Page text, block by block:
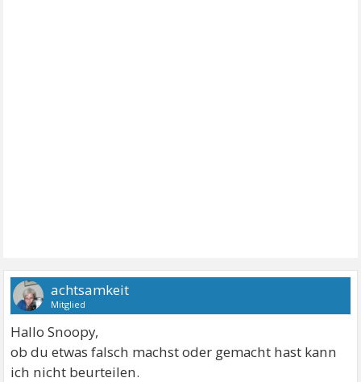
achtsamkeit
Mitglied
Hallo Snoopy,
ob du etwas falsch machst oder gemacht hast kann
ich nicht beurteilen.